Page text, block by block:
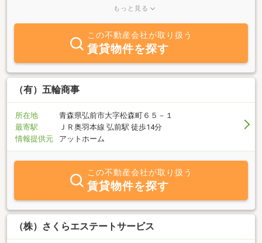
のんびり、ゆるく、無理のないご提案を心がけています。賃貸も売
もっと見る
この不動産会社が取り扱う
賃貸物件を探す
（有）五輪商事
所在地
青森県弘前市大字松森町６５－１
最寄駅
ＪＲ奥羽本線 弘前駅 徒歩14分
情報提供元
アットホーム
この不動産会社が取り扱う
賃貸物件を探す
（株）さくらエステートサービス